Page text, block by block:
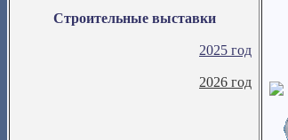
Строительные выставки
2025 год
2026 год